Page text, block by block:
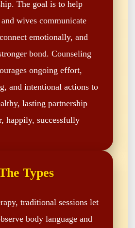
The goal is to help
and wives communicate
emotionally, and
bond. Counseling
ongoing effort,
and intentional actions to
lasting partnership
happily, successfully
Types
traditional sessions let
body language and